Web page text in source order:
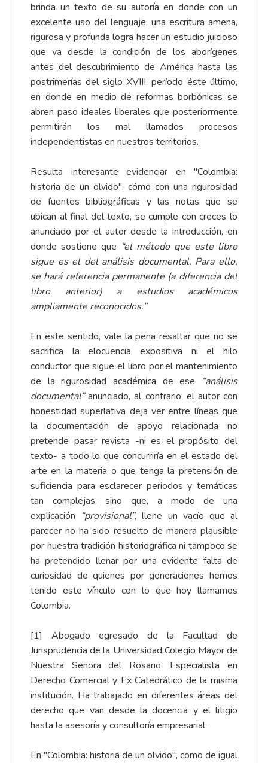
brinda un texto de su autoría en donde con un
excelente uso del lenguaje, una escritura amena,
rigurosa y profunda logra hacer un estudio juicioso
que va desde la condición de los aborígenes
antes del descubrimiento de América hasta las
postrimerías del siglo XVIII, período éste último,
en donde en medio de reformas borbónicas se
abren paso ideales liberales que posteriormente
permitirán los mal llamados procesos
independentistas en nuestros territorios.
Resulta interesante evidenciar en "Colombia:
historia de un olvido", cómo con una rigurosidad
de fuentes bibliográficas y las notas que se
ubican al final del texto, se cumple con creces lo
anunciado por el autor desde la introducción, en
donde sostiene que “el método que este libro
sigue es el del análisis documental. Para ello,
se hará referencia permanente (a diferencia del
libro anterior) a estudios académicos
ampliamente reconocidos.”
En este sentido, vale la pena resaltar que no se
sacrifica la elocuencia expositiva ni el hilo
conductor que sigue el libro por el mantenimiento
de la rigurosidad académica de ese
“análisis
documental”anunciado, al contrario, el autor con
honestidad superlativa deja ver entre líneas que
la documentación de apoyo relacionada no
pretende pasar revista -ni es el propósito del
texto- a todo lo que concurriría en el estado del
arte en la materia o que tenga la pretensión de
suficiencia para esclarecer periodos y temáticas
tan complejas, sino que, a modo de una
explicación “provisional”, llene un vacío que al
parecer no ha sido resuelto de manera plausible
por nuestra tradición historiográfica ni tampoco se
ha pretendido llenar por una evidente falta de
curiosidad de quienes por generaciones hemos
tenido este vínculo con lo que hoy llamamos
Colombia.
[1] Abogado egresado de la Facultad de
Jurisprudencia de la Universidad Colegio Mayor de
Nuestra Señora del Rosario. Especialista en
Derecho Comercial y Ex Catedrático de la misma
institución. Ha trabajado en diferentes áreas del
derecho que van desde la docencia y el litigio
hasta la asesoría y consultoría empresarial.
En "Colombia: historia de un olvido", como de igual